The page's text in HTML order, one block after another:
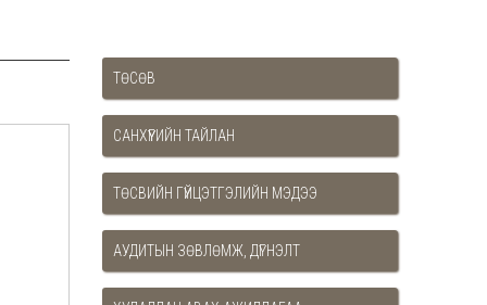
ТӨСӨВ
САНХҮҮГИЙН ТАЙЛАН
ТӨСВИЙН ГҮЙЦЭТГЭЛИЙН МЭДЭЭ
АУДИТЫН ЗӨВЛӨМЖ, ДҮГНЭЛТ